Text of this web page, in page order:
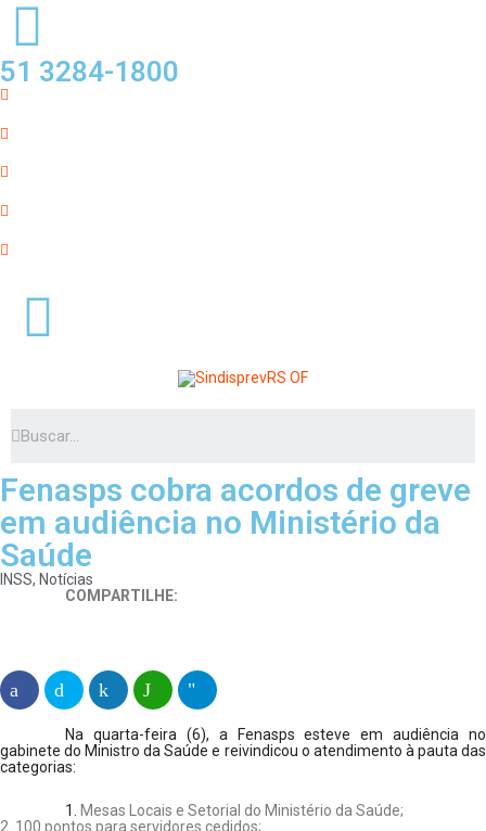
51 3284-1800
Fenasps cobra acordos de greve
em audiência no Ministério da
Saúde
INSS, Notícias
COMPARTILHE:
Na quarta-feira (6), a Fenasps esteve em audiência no
gabinete do Ministro da Saúde e reivindicou o atendimento à pauta das
categorias:
1. Mesas Locais e Setorial do Ministério da Saúde;
2. 100 pontos para servidores cedidos;